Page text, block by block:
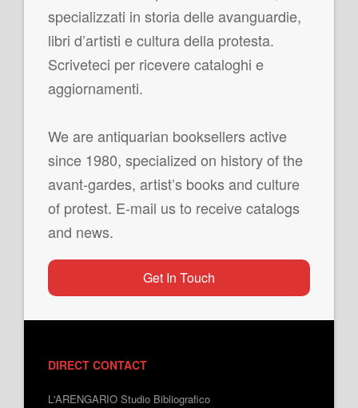
specializzati in storia delle avanguardie,
libri d’artisti e cultura della protesta.
Scriveteci per ricevere cataloghi e
aggiornamenti.
We are antiquarian booksellers active
since 1980, specialized on history of the
avant-gardes, artist’s books and culture
of protest. E-mail us to receive catalogs
and news.
Get In Touch
DIRECT CONTACT
L'ARENGARIO Studio Bibliografico